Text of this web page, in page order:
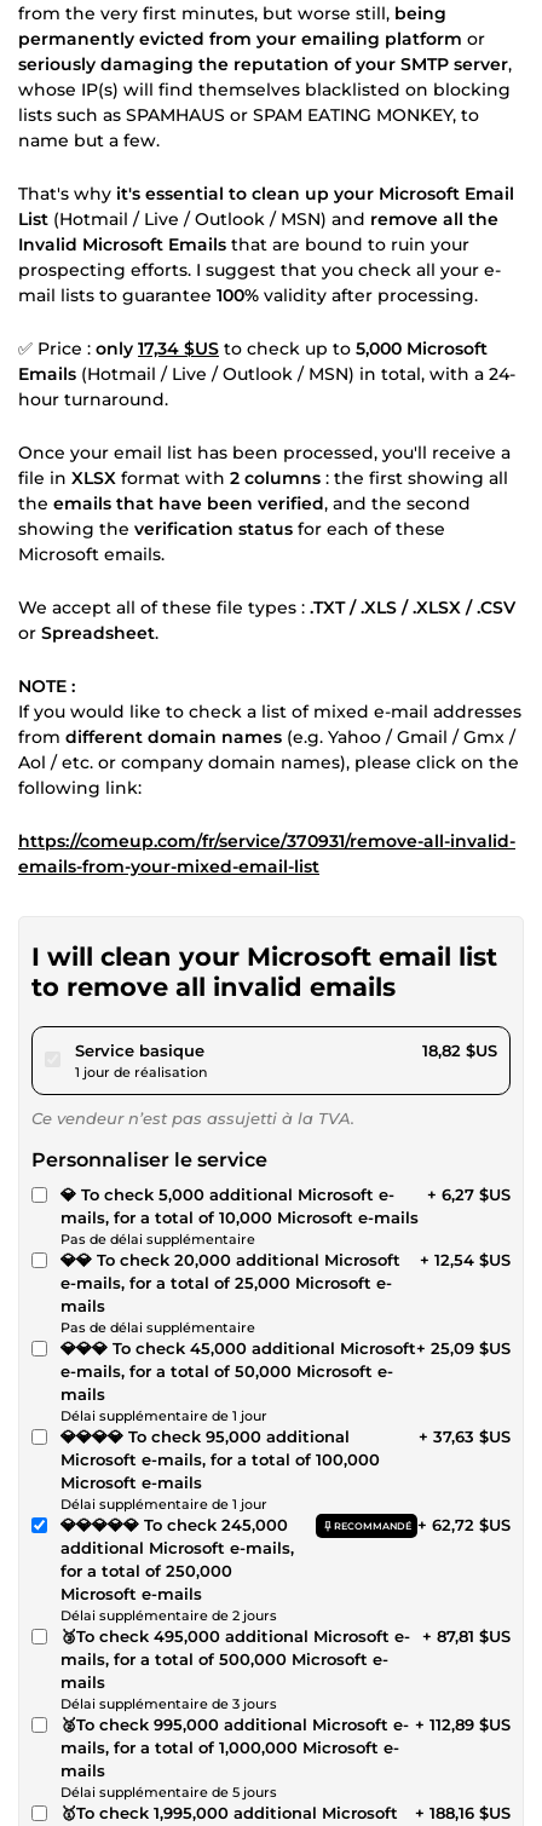
from the very first minutes, but worse still, being
permanently evicted from your emailing platform or
seriously damaging the reputation of your SMTP server,
whose IP(s) will find themselves blacklisted on blocking
lists such as SPAMHAUS or SPAM EATING MONKEY, to
name but a few.
That's why it's essential to clean up your Microsoft Email
List (Hotmail / Live / Outlook / MSN) and remove all the
Invalid Microsoft Emails that are bound to ruin your
prospecting efforts. I suggest that you check all your e-
mail lists to guarantee 100% validity after processing.
✅ Price : only 17,34 $US to check up to 5,000 Microsoft
Emails (Hotmail / Live / Outlook / MSN) in total, with a 24-
hour turnaround.
Once your email list has been processed, you'll receive a
file in XLSX format with 2 columns : the first showing all
the emails that have been verified, and the second
showing the verification status for each of these
Microsoft emails.
We accept all of these file types : .TXT / .XLS / .XLSX / .CSV
or Spreadsheet.
NOTE :
If you would like to check a list of mixed e-mail addresses
from different domain names (e.g. Yahoo / Gmail / Gmx /
Aol / etc. or company domain names), please click on the
following link:
https://comeup.com/fr/service/370931/remove-all-invalid-
emails-from-your-mixed-email-list
I will clean your Microsoft email list
to remove all invalid emails
Service basiquepour 17,34 $US
1 jour de réalisation
18,82 $US
Ce vendeur n’est pas assujetti à la TVA.
Personnaliser le service
💎 To check 5,000 additional Microsoft e-
mails, for a total of 10,000 Microsoft e-mails
Pas de délai supplémentaire
+ 6,27 $US
💎💎 To check 20,000 additional Microsoft
e-mails, for a total of 25,000 Microsoft e-
mails
Pas de délai supplémentaire
+ 12,54 $US
💎💎💎 To check 45,000 additional Microsoft
e-mails, for a total of 50,000 Microsoft e-
mails
Délai supplémentaire de 1 jour
+ 25,09 $US
💎💎💎💎 To check 95,000 additional
Microsoft e-mails, for a total of 100,000
Microsoft e-mails
Délai supplémentaire de 1 jour
+ 37,63 $US
💎💎💎💎💎 To check 245,000
additional Microsoft e-mails,
for a total of 250,000
Microsoft e-mails
RECOMMANDÉ
Délai supplémentaire de 2 jours
+ 62,72 $US
🥉To check 495,000 additional Microsoft e-
mails, for a total of 500,000 Microsoft e-
mails
Délai supplémentaire de 3 jours
+ 87,81 $US
🥈To check 995,000 additional Microsoft e-
mails, for a total of 1,000,000 Microsoft e-
mails
Délai supplémentaire de 5 jours
+ 112,89 $US
🥇To check 1,995,000 additional Microsoft
+ 188,16 $US